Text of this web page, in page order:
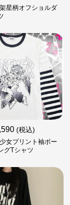
星柄オフショルダ
(税込)
女プリント袖ボー
グTシャツ